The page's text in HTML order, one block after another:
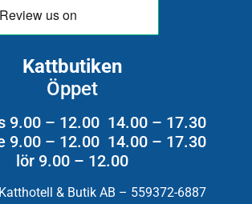
Kattbutiken
Öppet
9.00 – 12.00 14.00 – 17.30
9.00 – 12.00 14.00 – 17.30
lör 9.00 – 12.00
& Butik AB – 559372-6887